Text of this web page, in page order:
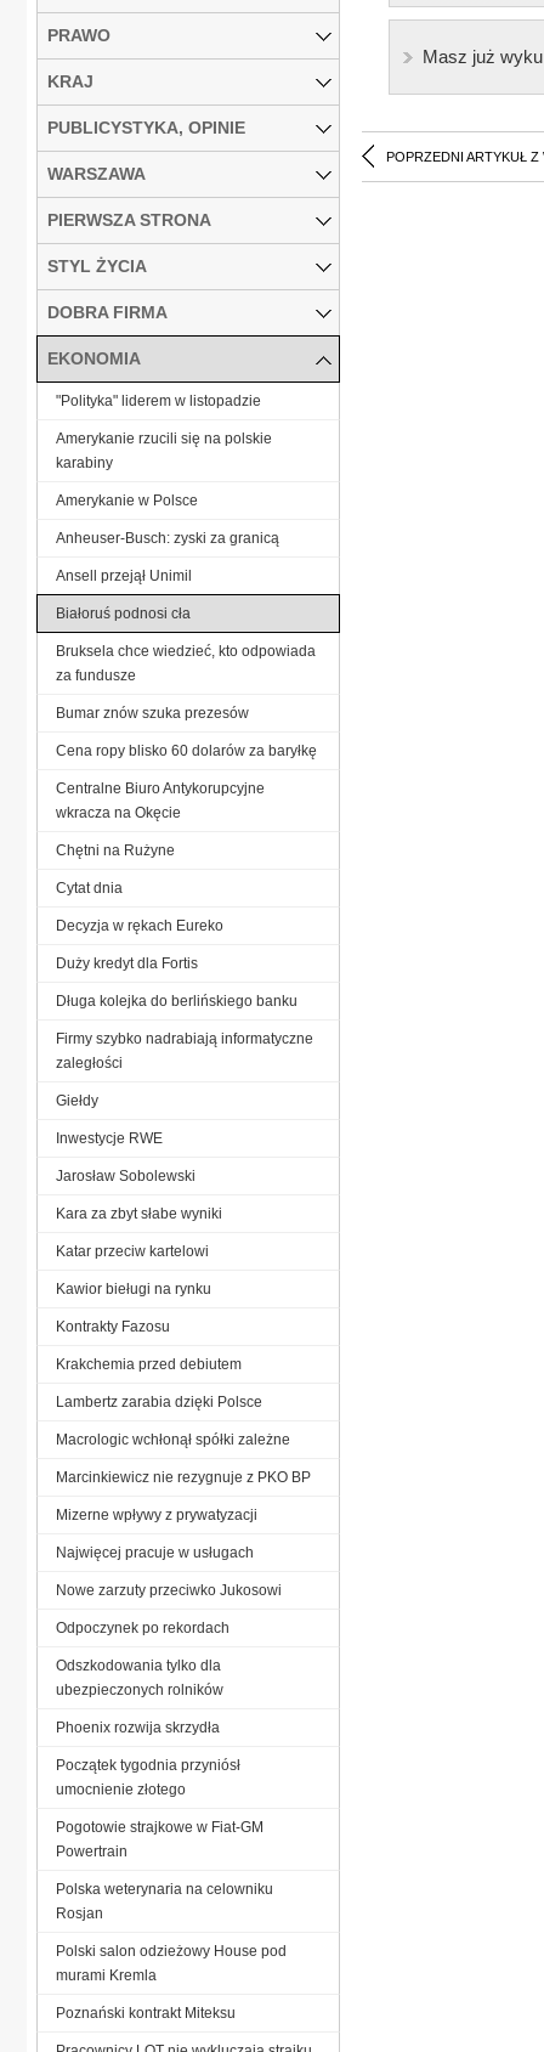
Masz już
POPRZEDNI ARTYKUŁ Z
PRAWO
KRAJ
PUBLICYSTYKA, OPINIE
WARSZAWA
PIERWSZA STRONA
STYL ŻYCIA
DOBRA FIRMA
EKONOMIA
"Polityka" liderem w listopadzie
Amerykanie rzucili się na polskie
karabiny
Amerykanie w Polsce
Anheuser-Busch: zyski za granicą
Ansell przejął Unimil
Białoruś podnosi cła
Bruksela chce wiedzieć, kto odpowiada
za fundusze
Bumar znów szuka prezesów
Cena ropy blisko 60 dolarów za baryłkę
Centralne Biuro Antykorupcyjne
wkracza na Okęcie
Chętni na Rużyne
Cytat dnia
Decyzja w rękach Eureko
Duży kredyt dla Fortis
Długa kolejka do berlińskiego banku
Firmy szybko nadrabiają informatyczne
zaległości
Giełdy
Inwestycje RWE
Jarosław Sobolewski
Kara za zbyt słabe wyniki
Katar przeciw kartelowi
Kawior bieługi na rynku
Kontrakty Fazosu
Krakchemia przed debiutem
Lambertz zarabia dzięki Polsce
Macrologic wchłonął spółki zależne
Marcinkiewicz nie rezygnuje z PKO BP
Mizerne wpływy z prywatyzacji
Najwięcej pracuje w usługach
Nowe zarzuty przeciwko Jukosowi
Odpoczynek po rekordach
Odszkodowania tylko dla
ubezpieczonych rolników
Phoenix rozwija skrzydła
Początek tygodnia przyniósł
umocnienie złotego
Pogotowie strajkowe w Fiat-GM
Powertrain
Polska weterynaria na celowniku
Rosjan
Polski salon odzieżowy House pod
murami Kremla
Poznański kontrakt Miteksu